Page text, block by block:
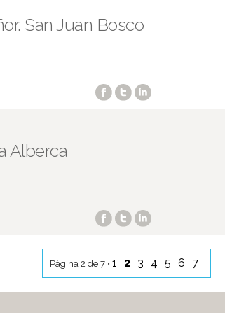
San Juan Bosco
Alberca
Página 2 de 7 • 1 2 3 4 5 6 7